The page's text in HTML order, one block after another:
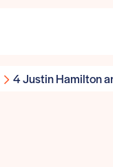
4 Justin Hamilton